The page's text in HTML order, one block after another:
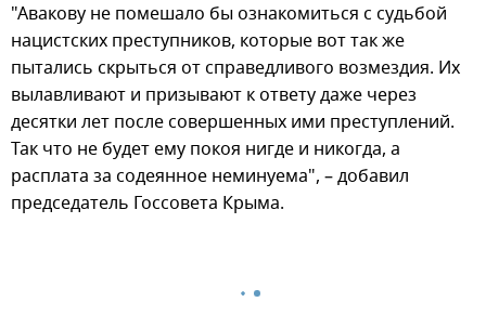
"Авакову не помешало бы ознакомиться с судьбой
нацистских преступников, которые вот так же
пытались скрыться от справедливого возмездия. Их
вылавливают и призывают к ответу даже через
десятки лет после совершенных ими преступлений.
Так что не будет ему покоя нигде и никогда, а
расплата за содеянное неминуема", – добавил
председатель Госсовета Крыма.